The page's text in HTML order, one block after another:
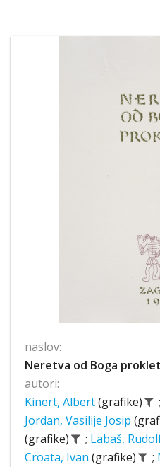
naslov:
Neretva od Boga
autori:
Kinert, Albert(grafike) ;
Jordan, Vasilije Josip
(grafike)
; Labaš,
Croata, Ivan (grafike) ;